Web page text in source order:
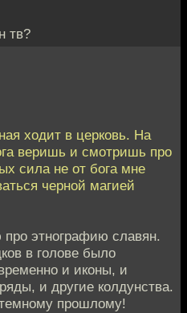
тв?
ходит в церковь. На
веришь и смотришь про
сила не от бога мне
черной магией
этнографию славян.
в голове было
и иконы, и
и другие колдунства.
прошлому!